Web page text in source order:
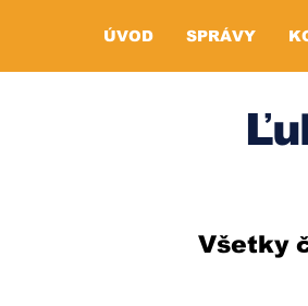
ÚVOD SPRÁVY
Všetky